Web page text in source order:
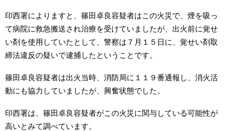
印西署によりますと、篠田卓良容疑者はこの火災で、煙を吸っ
て病院に救急搬送され治療を受けていましたが、出火前に覚せ
い剤を使用していたとして、警察は７月１５日に、覚せい剤取
締法違反の疑いで逮捕したということです。
篠田卓良容疑者は出火当時、消防局に１１９番通報し、消火活
動にも協力していましたが、興奮状態でした。
印西署は、篠田卓良容疑者がこの火災に関与している可能性が
高いとみて調べています。